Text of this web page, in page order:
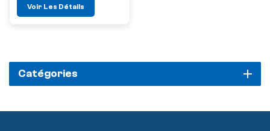
Voir Les Détails
Catégories